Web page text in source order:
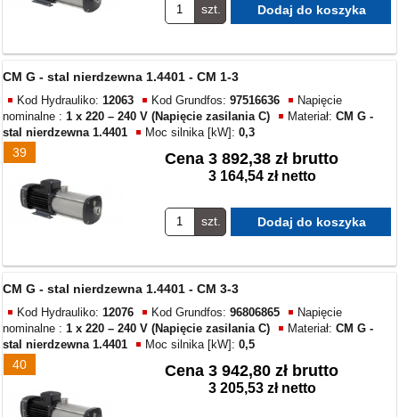
szt.
39
CM G - stal nierdzewna 1.4401 - CM 1-3
Kod Hydrauliko:12063 Kod Grundfos:97516636
Napięcie
nominalne :1 x 220 – 240 V (Napięcie zasilania C) Materiał:CM G -
stal nierdzewna 1.4401
Moc silnika [kW]:0,3
Cena 3 892,38 zł brutto
3 164,54 zł netto
szt.
40
CM G - stal nierdzewna 1.4401 - CM 3-3
Kod Hydrauliko:12076 Kod Grundfos:96806865
Napięcie
nominalne :1 x 220 – 240 V (Napięcie zasilania C) Materiał:CM G -
stal nierdzewna 1.4401
Moc silnika [kW]:0,5
Cena 3 942,80 zł brutto
3 205,53 zł netto